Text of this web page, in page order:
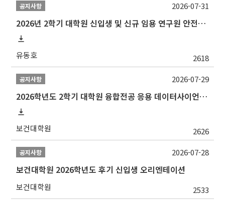
공지사항
2026년 2학기 대학원 신입생 및 신규 임용 연구원 안전환경교육(신규교육) 실시 안내
유동호 2618
2026-07-31
공지사항
2026학년도 2학기 대학원 융합전공 응용 데이터사이언스 선발 계획 알림
보건대학원 2626
2026-07-29
공지사항
보건대학원 2026학년도 후기 신입생 오리엔테이션
보건대학원 2533
2026-07-28